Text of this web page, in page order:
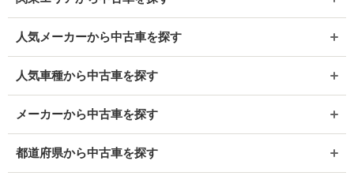
人気メーカーから中古車を探す
人気車種から中古車を探す
メーカーから中古車を探す
都道府県から中古車を探す